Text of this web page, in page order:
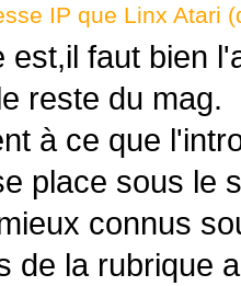
IP que Linx Atari
est,il faut bien
reste du mag.
à ce que
place sous le
connus
de la rubrique